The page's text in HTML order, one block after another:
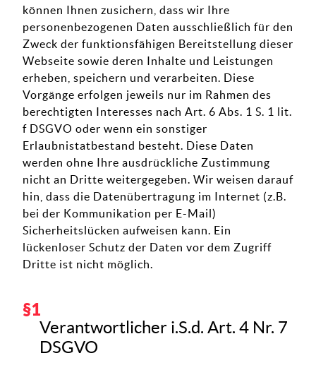
können Ihnen zusichern, dass wir Ihre
personenbezogenen Daten ausschließlich für den
Zweck der funktionsfähigen Bereitstellung dieser
Webseite sowie deren Inhalte und Leistungen
erheben, speichern und verarbeiten. Diese
Vorgänge erfolgen jeweils nur im Rahmen des
berechtigten Interesses nach Art. 6 Abs. 1 S. 1 lit.
f DSGVO oder wenn ein sonstiger
Erlaubnistatbestand besteht. Diese Daten
werden ohne Ihre ausdrückliche Zustimmung
nicht an Dritte weitergegeben. Wir weisen darauf
hin, dass die Datenübertragung im Internet (z.B.
bei der Kommunikation per E-Mail)
Sicherheitslücken aufweisen kann. Ein
lückenloser Schutz der Daten vor dem Zugriff
Dritte ist nicht möglich.
Verantwortlicher i.S.d. Art. 4 Nr. 7
DSGVO